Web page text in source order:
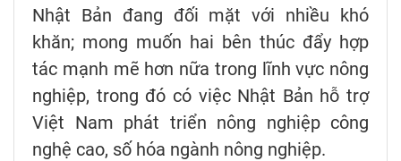
Nhật Bản đang đối mặt với nhiều khó
khăn; mong muốn hai bên thúc đẩy hợp
tác mạnh mẽ hơn nữa trong lĩnh vực nông
nghiệp, trong đó có việc Nhật Bản hỗ trợ
Việt Nam phát triển nông nghiệp công
nghệ cao, số hóa ngành nông nghiệp.